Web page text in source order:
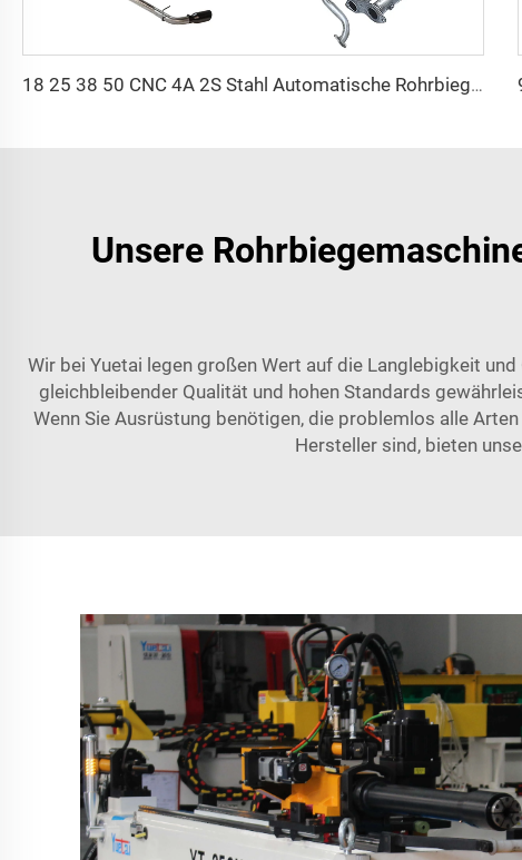
18 25 38 50 CNC 4A 2S Stahl Automatische Rohrbiegemaschine und Rohrbiegemaschinen Preis mit Schub 1 Zoll 2 Zoll 3 Zoll Linie
Unsere
Wir bei Yuetai legen großen Wert auf die Langlebigkeit
gleichbleibender Qualität und hohen Standards
Wenn Sie Ausrüstung benötigen, die problemlos alle
Hersteller sind, bieten